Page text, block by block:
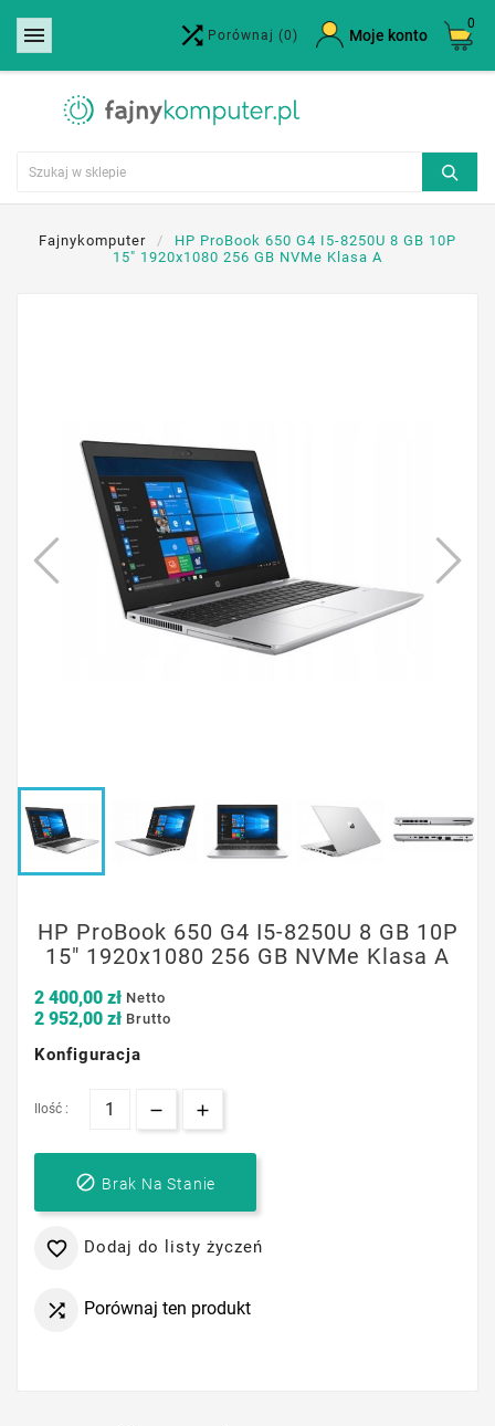
  Porównaj (0) Moje konto
0
Fajnykomputer
HP ProBook 650 G4 I5-8250U 8 GB 10P
15" 1920x1080 256 GB NVMe Klasa A
HP ProBook 650 G4 I5-8250U 8 GB 10P
15" 1920x1080 256 GB NVMe Klasa A
2 400,00 zł Netto
2 952,00 zł Brutto
Konfiguracja
Ilość :
 Brak Na Stanie
 Dodaj do listy życzeń
 Porównaj ten produkt
Utwórz listę życzeń ×
Nazwa listy życzeń
Anuluj Utwórz listę życzeń